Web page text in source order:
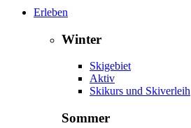
Erleben
Winter
Skigebiet
Aktiv
Skikurs und Skiverleih
Sommer